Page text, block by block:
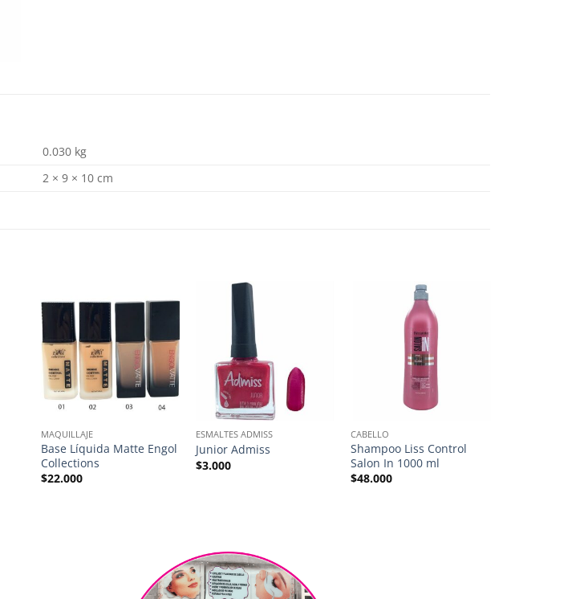
0.030 kg
2 × 9 × 10 cm
MAQUILLAJE
Base Líquida Matte Engol
Collections
$22.000
ESMALTES ADMISS
Junior Admiss
$3.000
CABELLO
Shampoo Liss Control
Salon In 1000 ml
$48.000